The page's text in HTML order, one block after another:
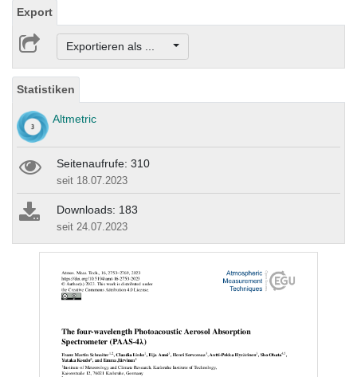
Export
Exportieren als ...
Statistiken
Altmetric
Seitenaufrufe: 310
seit 18.07.2023
Downloads: 183
seit 24.07.2023